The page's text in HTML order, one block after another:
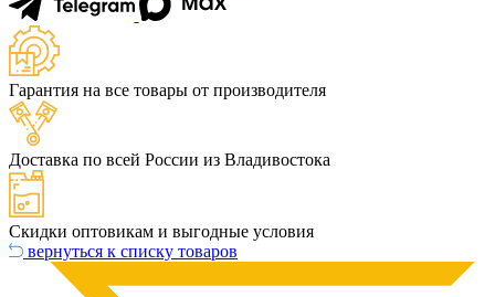
Гарантия на все товары от производителя
Доставка по всей России из Владивостока
Скидки оптовикам и выгодные условия
вернуться к списку товаров